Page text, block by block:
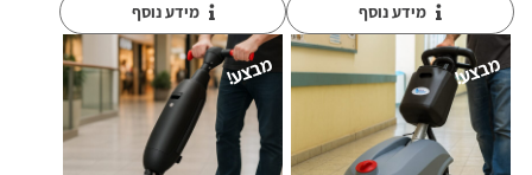
מידע נוסף מידע נוסף
מבצע! מבצע!